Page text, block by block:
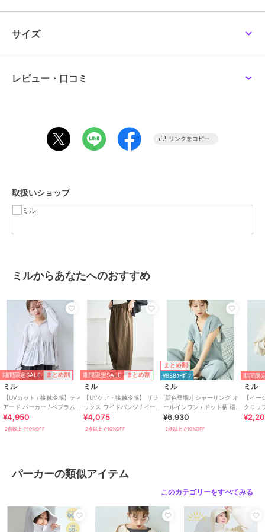
イトグレーの３色展開。
ーーーーーーーーーーーーーーーーー
※総丈はサイドネックポイント（襟ぐりと肩線の交点）から測定して
おります。
・フード付き
※画像の商品はサンプルのため、実際の商品とは色味・仕様・加工・
※商品によっては、2cm前後（ニットの場合は3cm前後）のサイズ誤
差が生じる場合がございます。
※撮影時の照明やお使いのパソコン・スマートフォンの設定等により
画像の色が実物と異なって見える場合がございます。
《お気に入り登録》でお得な情報がいっぱい
・「商品のお気に入り登録」で再入荷通知や、人気アイテムのラスト
1点通知、セール通知等お得な情報を受け取ることができます。
・「ブランドのお気に入り登録」でSHOPの新作アイテムや再入荷な
ど、お得な情報を受け取ることができます！
- mil ミル -
低身長でもオシャレを楽しみたい。そんな気持ちから生まれた 小柄
ーシック。
小柄さんだからこそ着こなせる美シルエット。
サイズ
レビュー・口コミ
取扱いショップ
ミルからあなたへのおすすめ
期間限定SALE まとめ割
ミル
【UVカット / 接触冷感】ティ
アード パーカー / ペプラム
【mil/ミル】
¥4,950
2点以上で10%OFF
期間限定SALE まとめ割
ミル
【UVケア・接触冷感】 リラ
ックス ワイドパンツ / イージ
ーケア 【mil (ミル)】
¥4,075
2点以上で10%OFF
まとめ割
¥888ｸｰﾎﾟﾝ
ミル
[新色登場♪] シャーリング オ
ールインワン / ドット柄 楊柳
ギンガム 【mil(ミル)】
¥6,930
2点以上で10%OFF
期間限
ミル
【イ
クロッ
ーカー
パーカーの類似アイテム
このカテゴリーをすべてみる